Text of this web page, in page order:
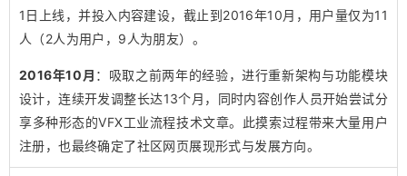
1日上线，并投入内容建设，截止到2016年10月，用户量仅为11
人（2人为用户，9人为朋友）。
2016年10月 ：吸取之前两年的经验，进行重新架构与功能模块
设计，连续开发调整长达13个月，同时内容创作人员开始尝试分
享多种形态的VFX工业流程技术文章。此摸索过程带来大量用户
注册，也最终确定了社区网页展现形式与发展方向。